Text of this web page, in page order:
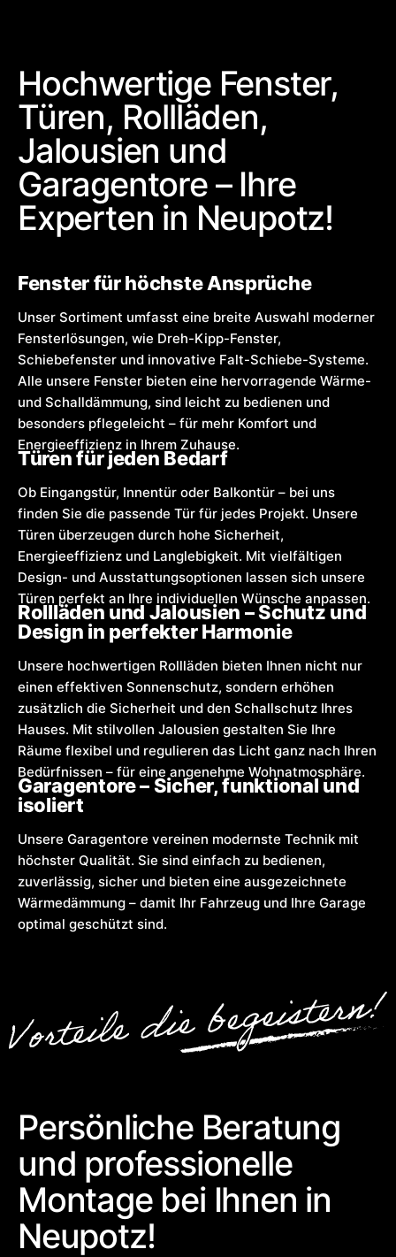
Hochwertige Fenster,
Türen, Rollläden,
Jalousien und
Garagentore – Ihre
Experten in Neupotz!
Fenster für höchste Ansprüche
Unser Sortiment umfasst eine breite Auswahl moderner
Fensterlösungen, wie Dreh-Kipp-Fenster,
Schiebefenster und innovative Falt-Schiebe-Systeme.
Alle unsere Fenster bieten eine hervorragende Wärme-
und Schalldämmung, sind leicht zu bedienen und
besonders pflegeleicht – für mehr Komfort und
Energieeffizienz in Ihrem Zuhause.
Türen für jeden Bedarf
Ob Eingangstür, Innentür oder Balkontür – bei uns
finden Sie die passende Tür für jedes Projekt. Unsere
Türen überzeugen durch hohe Sicherheit,
Energieeffizienz und Langlebigkeit. Mit vielfältigen
Design- und Ausstattungsoptionen lassen sich unsere
Türen perfekt an Ihre individuellen Wünsche anpassen.
Rollläden und Jalousien – Schutz und
Design in perfekter Harmonie
Unsere hochwertigen Rollläden bieten Ihnen nicht nur
einen effektiven Sonnenschutz, sondern erhöhen
zusätzlich die Sicherheit und den Schallschutz Ihres
Hauses. Mit stilvollen Jalousien gestalten Sie Ihre
Räume flexibel und regulieren das Licht ganz nach Ihren
Bedürfnissen – für eine angenehme Wohnatmosphäre.
Garagentore – Sicher, funktional und
isoliert
Unsere Garagentore vereinen modernste Technik mit
höchster Qualität. Sie sind einfach zu bedienen,
zuverlässig, sicher und bieten eine ausgezeichnete
Wärmedämmung – damit Ihr Fahrzeug und Ihre Garage
optimal geschützt sind.
Persönliche Beratung
und professionelle
Montage bei Ihnen in
Neupotz!